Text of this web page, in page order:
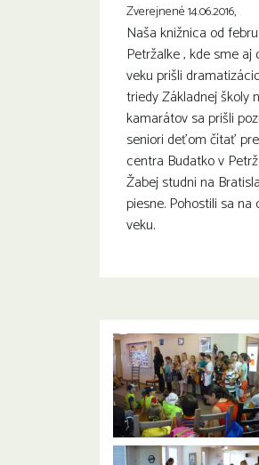
Zverejnené 14.06.2016,
Naša knižnica od
Petržalke , kde sme
veku prišli
triedy Základnej školy
kamarátov sa prišli
seniori deťom čítať
centra Budatko v
Žabej studni na
piesne. Pohostili sa
veku.